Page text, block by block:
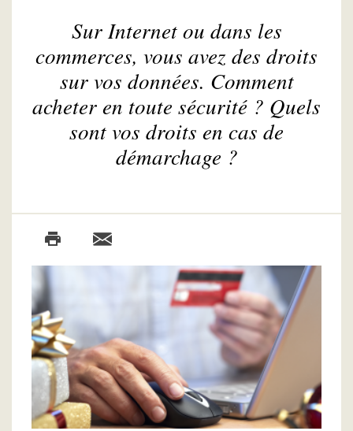
Sur Internet ou dans les
commerces, vous avez des droits
sur vos données. Comment
acheter en toute sécurité ? Quels
sont vos droits en cas de
démarchage ?